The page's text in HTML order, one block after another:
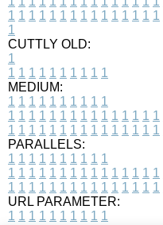
1 1 1 1 1 1 1 1 1 1 1 1 1 1 1
1
CUTTLY OLD:
1
1 1 1 1 1 1 1 1 1 1
MEDIUM:
1 1 1 1 1 1 1 1 1 1
1 1 1 1 1 1 1 1 1 1 1 1 1 1 1
1 1 1 1 1 1 1 1 1 1 1 1 1 1 1
PARALLELS:
1 1 1 1 1 1 1 1 1 1
1 1 1 1 1 1 1 1 1 1 1 1 1 1 1
1 1 1 1 1 1 1 1 1 1 1 1 1 1 1
URL PARAMETER:
1 1 1 1 1 1 1 1 1 1